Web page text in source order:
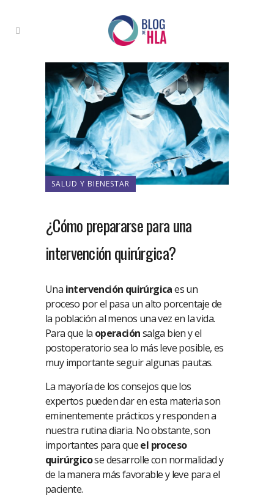
SALUD Y BIENESTAR
¿Cómo prepararse para una
intervención quirúrgica?
Una intervención quirúrgicaes un
proceso por el pasa un alto porcentaje de
la población al menos una vez en la vida.
Para que la operaciónsalga bien y el
postoperatorio sea lo más leve posible, es
muy importante seguir algunas pautas.
La mayoría de los consejos que los
expertos pueden dar en esta materia son
eminentemente prácticos y responden a
nuestra rutina diaria. No obstante, son
importantes para queel proceso
quirúrgicose desarrolle con normalidad y
de la manera más favorable y leve para el
paciente.